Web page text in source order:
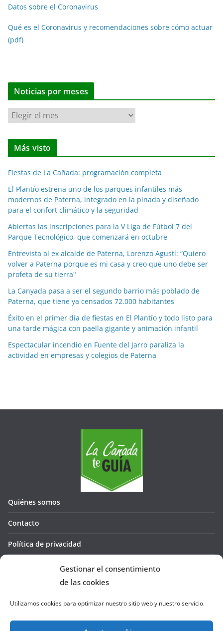
Gestionar el consentimiento
de las cookies
Utilizamos cookies para optimizar nuestro sitio web y nuestro servicio.
Datos sobre el Coronavirus
Qué es el Coronavirus y recomendaciones sobre cómo actuar
(pdf)
Noticias por meses
N
t
i
a
s
p
o
r
m
e
s
e
s
Más visto
Fiestas de La Cañada: programación completa
El Plantío estrena uno de los parques infantiles más
modernos de Paterna, integrado en la pinada y diseñado
para el confort climático y la seguridad
Abiertas las inscripciones para la V Liga de Fútbol 7 del
Parque Tecnológico, que comenzará en octubre
Entrevista al ex alcalde de Paterna, Lorenzo Agustí: “Quiero
volver a Paterna porque es mi casa y creo que uno debe ser
profeta de su tierra"
La Canyada pasa a ser el segundo barrio más poblado de
Paterna, que tiene ya censados 72.000 habitantes
Éxito en el primer día de fiestas en El Plantío y todo listo para
una tarde mágica con paella gigante y animación infantil
Espectacular incendio en Fuente del Jarro paraliza la
actividad en empresas y colegios de Paterna
Quiénes somos
Contacto
Política de privacidad
Política de cookies (UE)